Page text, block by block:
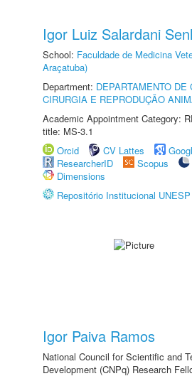
Igor Luiz Salardani
School: Faculdade de Medicina
Araçatuba)
Department: DEPARTAMENTO DE
CIRURGIA E REPRODUÇÃO
Academic Appointment Category:
title: MS-3.1
Orcid
CV Lattes
ResearcherID
Scopus
Dimensions
Repositório Institucional UNESP
Igor Paiva Ramos
National Council for Scientific and
Development (CNPq) Research